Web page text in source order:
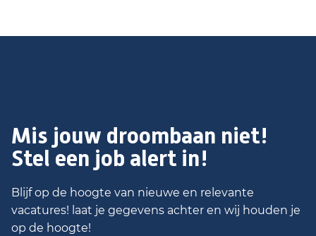
Mis jouw droombaan niet!
Stel een job alert in!
Blijf op de hoogte van nieuwe en relevante
vacatures! laat je gegevens achter en wij houden je
op de hoogte!